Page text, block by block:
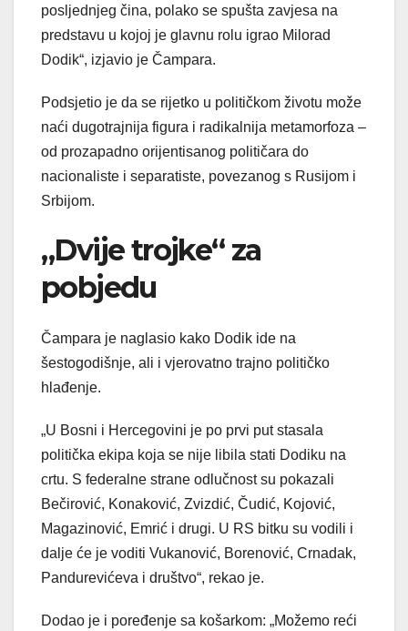
posljednjeg čina, polako se spušta zavjesa na
predstavu u kojoj je glavnu rolu igrao Milorad
Dodik“, izjavio je Čampara.
Podsjetio je da se rijetko u političkom životu može
naći dugotrajnija figura i radikalnija metamorfoza –
od prozapadno orijentisanog političara do
nacionaliste i separatiste, povezanog s Rusijom i
Srbijom.
„Dvije trojke“ za
pobjedu
Čampara je naglasio kako Dodik ide na
šestogodišnje, ali i vjerovatno trajno političko
hlađenje.
„U Bosni i Hercegovini je po prvi put stasala
politička ekipa koja se nije libila stati Dodiku na
crtu. S federalne strane odlučnost su pokazali
Bečirović, Konaković, Zvizdić, Čudić, Kojović,
Magazinović, Emrić i drugi. U RS bitku su vodili i
dalje će je voditi Vukanović, Borenović, Crnadak,
Pandurevićeva i društvo“, rekao je.
Dodao je i poređenje sa košarkom: „Možemo reći